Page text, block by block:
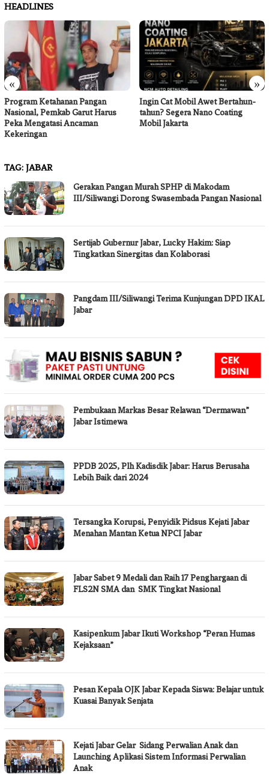
HEADLINES
« »
Program Ketahanan Pangan
Nasional, Pemkab Garut Harus
Peka Mengatasi Ancaman
Kekeringan
Ingin Cat Mobil Awet Bertahun-
tahun? Segera Nano Coating
Mobil Jakarta
TAG: JABAR
Gerakan Pangan Murah SPHP di Makodam
III/Siliwangi Dorong Swasembada Pangan Nasional
Sertijab Gubernur Jabar, Lucky Hakim: Siap
Tingkatkan Sinergitas dan Kolaborasi
Pangdam III/Siliwangi Terima Kunjungan DPD IKAL
Jabar
Pembukaan Markas Besar Relawan “Dermawan”
Jabar Istimewa
PPDB 2025, Plh Kadisdik Jabar: Harus Berusaha
Lebih Baik dari 2024
Tersangka Korupsi, Penyidik Pidsus Kejati Jabar
Menahan Mantan Ketua NPCI Jabar
Jabar Sabet 9 Medali dan Raih 17 Penghargaan di
FLS2N SMA dan SMK Tingkat Nasional
Kasipenkum Jabar Ikuti Workshop “Peran Humas
Kejaksaan”
Pesan Kepala OJK Jabar Kepada Siswa: Belajar untuk
Kuasai Banyak Senjata
Kejati Jabar Gelar Sidang Perwalian Anak dan
Launching Aplikasi Sistem Informasi Perwalian
Anak